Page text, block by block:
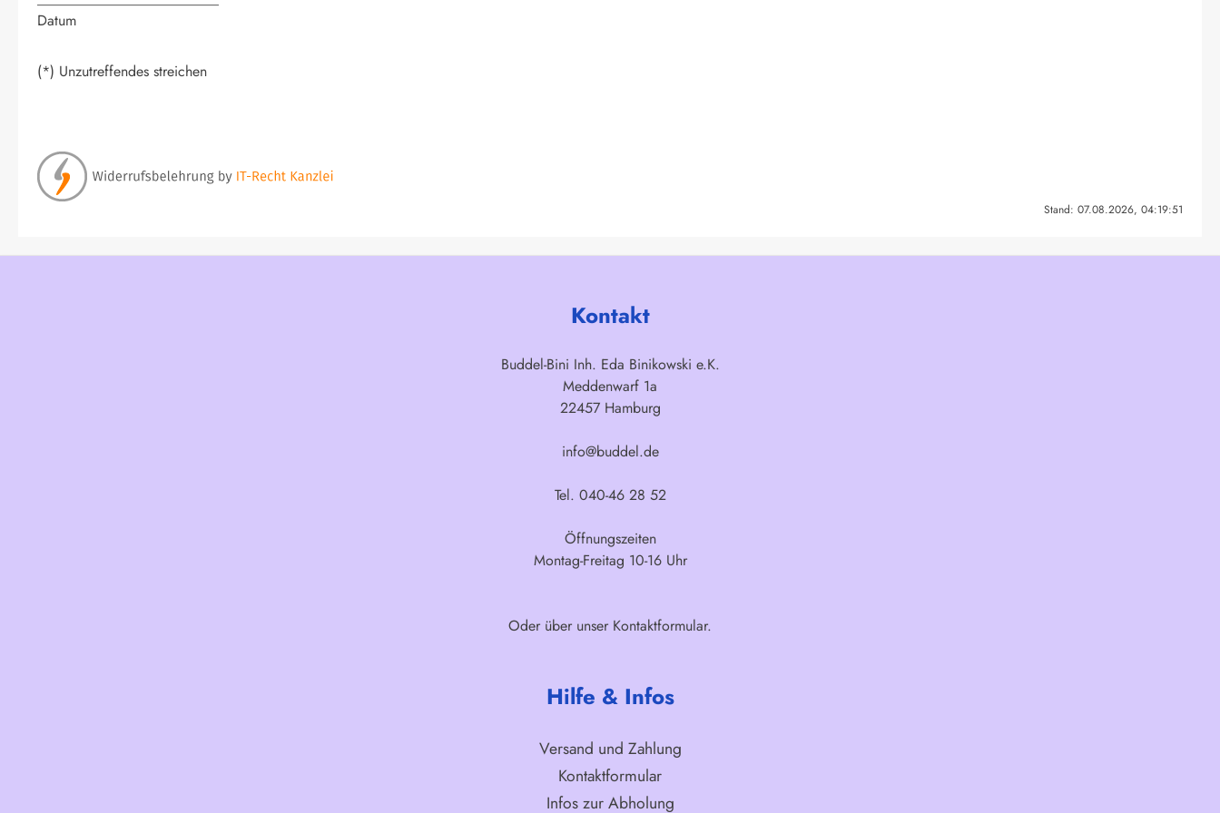
Datum
(*) Unzutreffendes streichen
Stand: 07.08.2026, 04:19:51
Kontakt
Buddel-Bini Inh. Eda Binikowski e.K.
Meddenwarf 1a
22457 Hamburg
info@buddel.de
Tel. 040-46 28 52
Öffnungszeiten
Montag-Freitag 10-16 Uhr
Oder über unser Kontaktformular.
Hilfe & Infos
Versand und Zahlung
Kontaktformular
Infos zur Abholung